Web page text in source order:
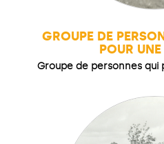
GROUPE DE
POUR
Groupe de personnes